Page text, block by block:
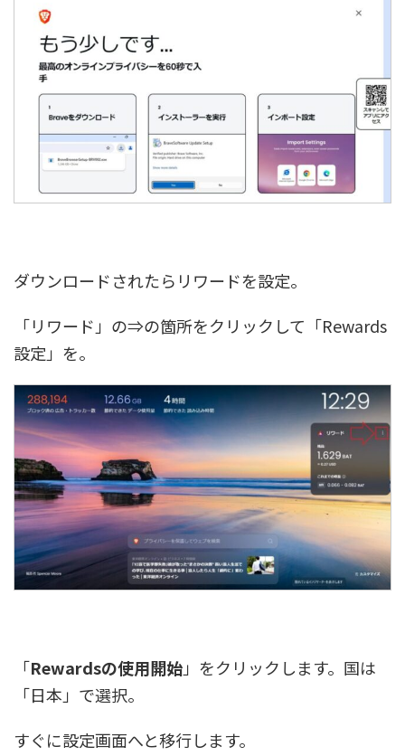
ダウンロードされたらリワードを設定。
「リワード」の⇒の箇所をクリックして「Rewards
設定」を。
「Rewardsの使用開始」をクリックします。国は
「日本」で選択。
すぐに設定画面へと移行します。